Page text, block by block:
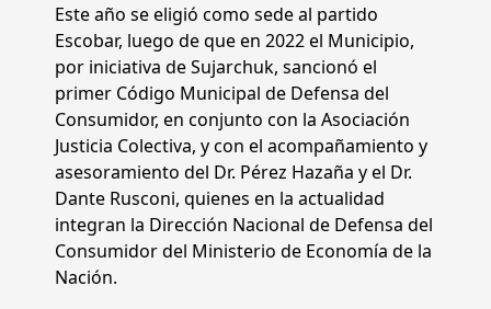
Este año se eligió como sede al partido
Escobar, luego de que en 2022 el Municipio,
por iniciativa de Sujarchuk, sancionó el
primer Código Municipal de Defensa del
Consumidor, en conjunto con la Asociación
Justicia Colectiva, y con el acompañamiento y
asesoramiento del Dr. Pérez Hazaña y el Dr.
Dante Rusconi, quienes en la actualidad
integran la Dirección Nacional de Defensa del
Consumidor del Ministerio de Economía de la
Nación.